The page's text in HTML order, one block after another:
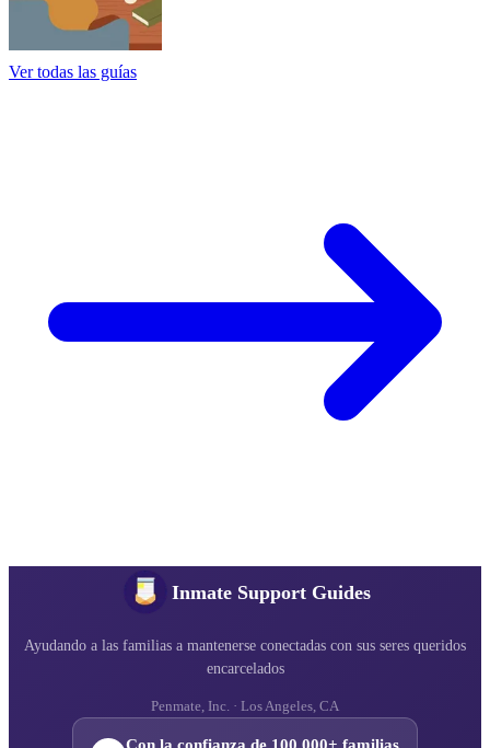
Ver todas las guías
Inmate Support Guides
Ayudando a las familias a mantenerse conectadas con sus seres queridos
encarcelados
Penmate, Inc. · Los Angeles, CA